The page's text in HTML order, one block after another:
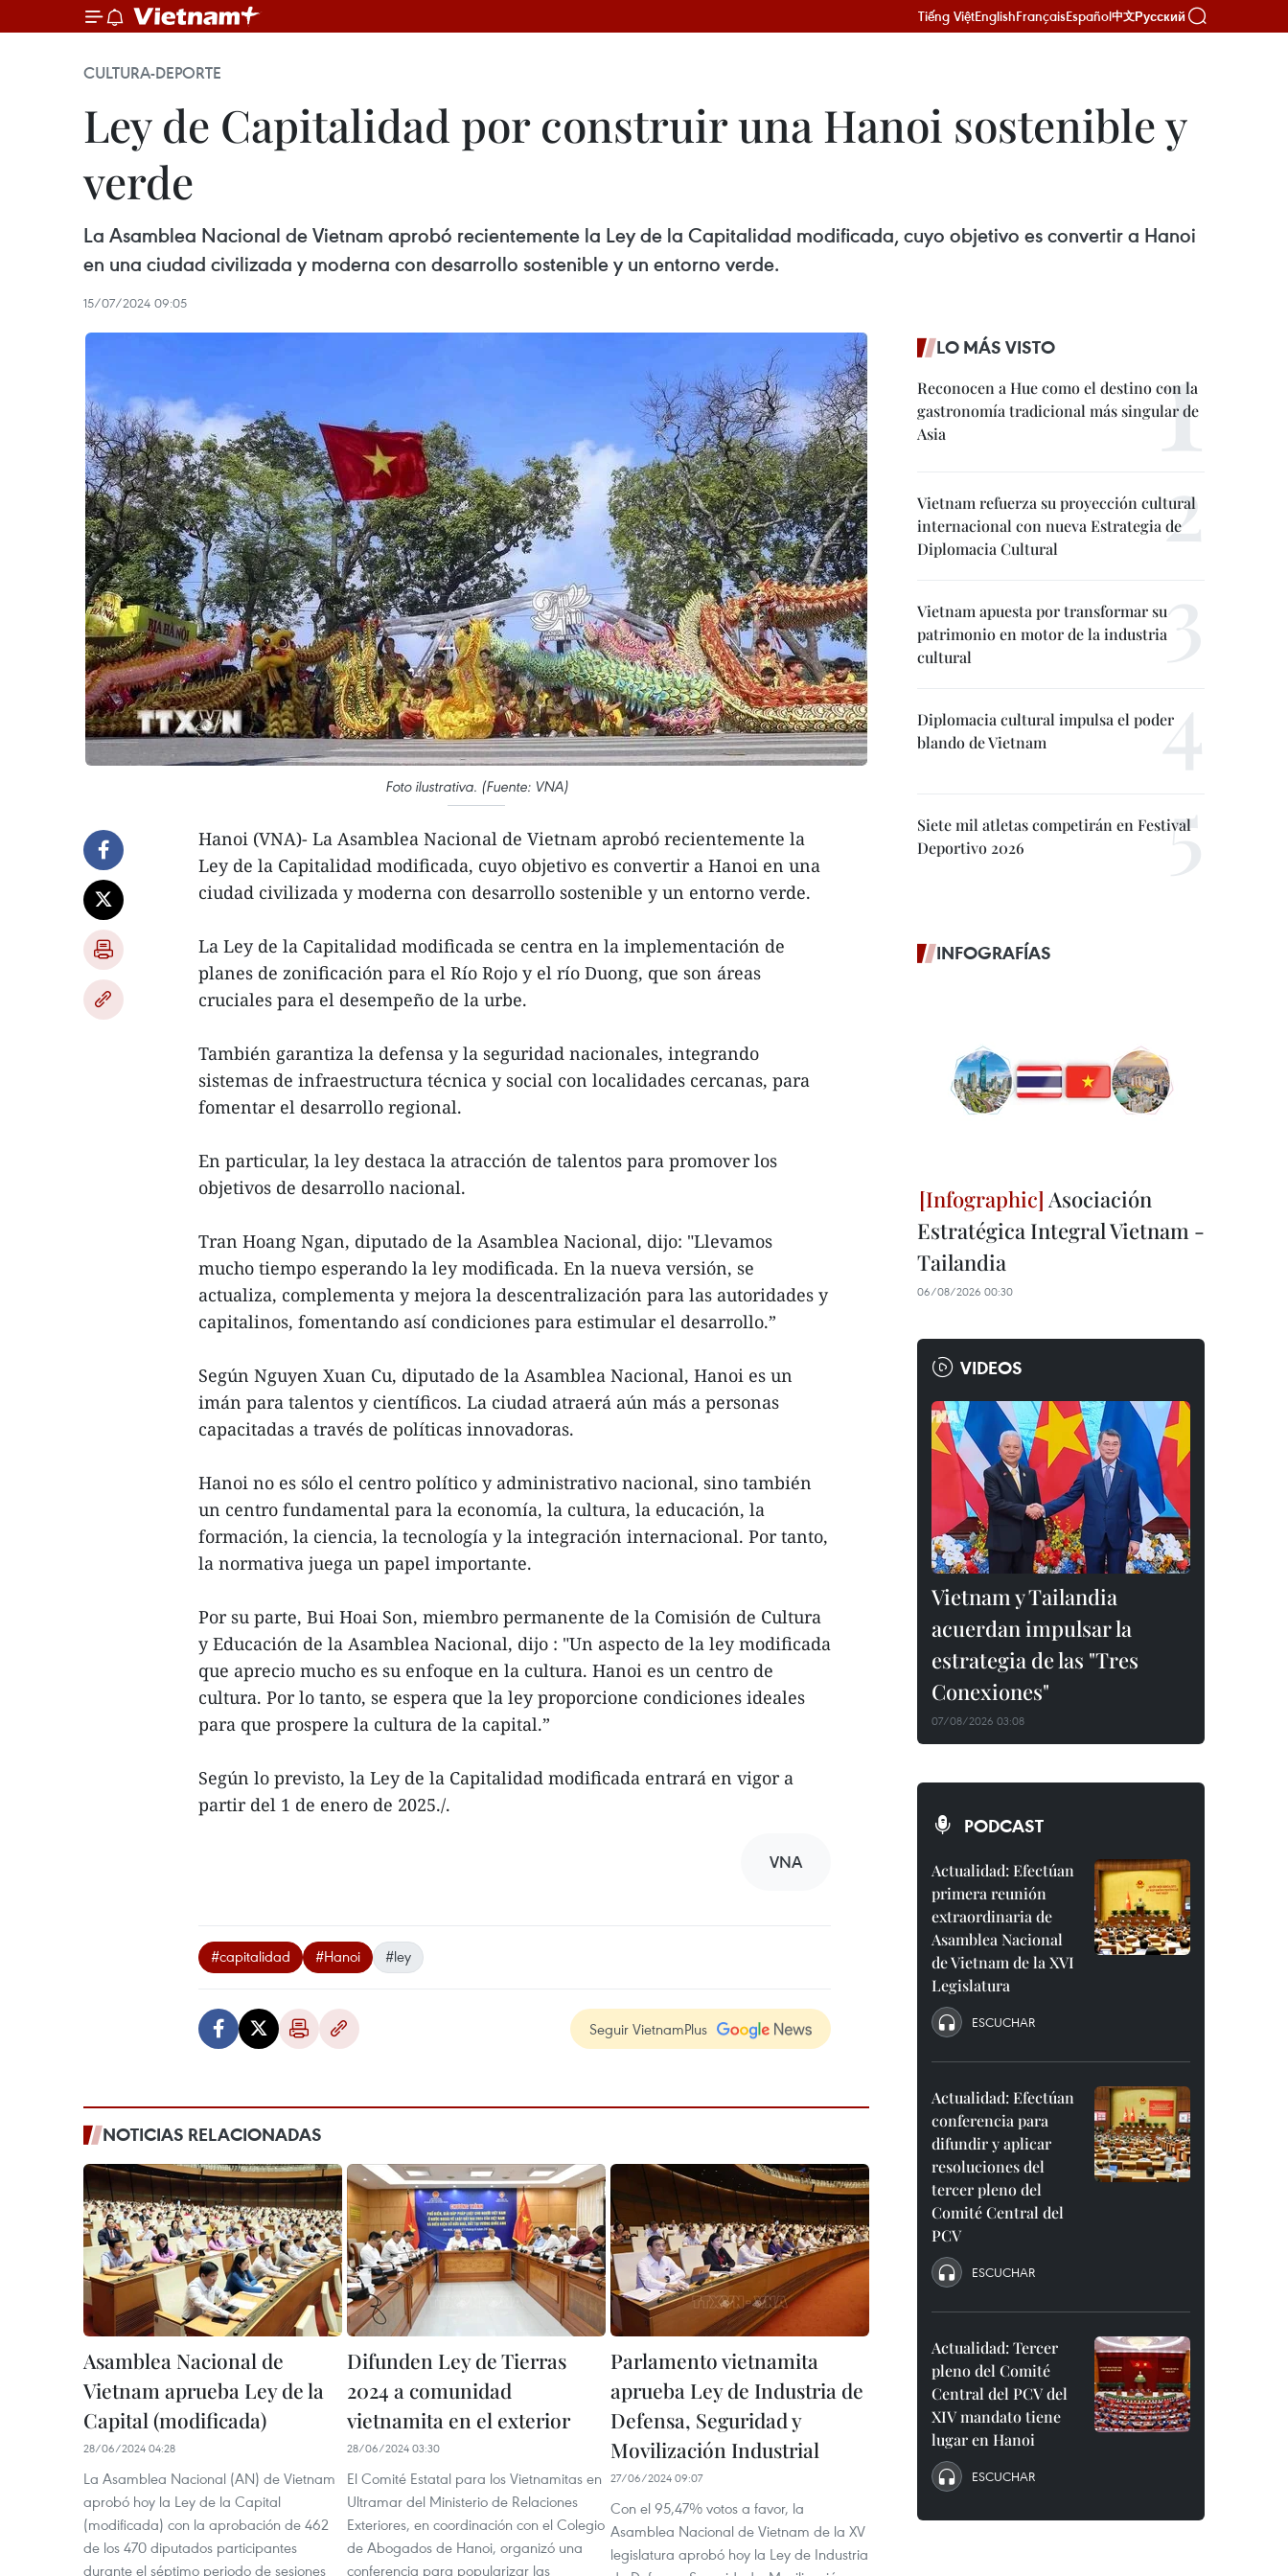
Tiếng ViệtEnglishFrançaisEspañol中文Русский
CULTURA-DEPORTE
Ley de Capitalidad por construir una Hanoi sostenible y
verde
La Asamblea Nacional de Vietnam aprobó recientemente la Ley de la Capitalidad modificada, cuyo objetivo es convertir a Hanoi
en una ciudad civilizada y moderna con desarrollo sostenible y un entorno verde.
15/07/2024 09:05
Foto ilustrativa. (Fuente: VNA)
Hanoi (VNA)- La Asamblea Nacional de Vietnam aprobó recientemente la
Ley de la Capitalidad modificada, cuyo objetivo es convertir a Hanoi en una
ciudad civilizada y moderna con desarrollo sostenible y un entorno verde.
La Ley de la Capitalidad modificada se centra en la implementación de
planes de zonificación para el Río Rojo y el río Duong, que son áreas
cruciales para el desempeño de la urbe.
También garantiza la defensa y la seguridad nacionales, integrando
sistemas de infraestructura técnica y social con localidades cercanas, para
fomentar el desarrollo regional.
En particular, la ley destaca la atracción de talentos para promover los
objetivos de desarrollo nacional.
Tran Hoang Ngan, diputado de la Asamblea Nacional, dijo: "Llevamos
mucho tiempo esperando la ley modificada. En la nueva versión, se
actualiza, complementa y mejora la descentralización para las autoridades y
capitalinos, fomentando así condiciones para estimular el desarrollo.”
Según Nguyen Xuan Cu, diputado de la Asamblea Nacional, Hanoi es un
imán para talentos y científicos. La ciudad atraerá aún más a personas
capacitadas a través de políticas innovadoras.
Hanoi no es sólo el centro político y administrativo nacional, sino también
un centro fundamental para la economía, la cultura, la educación, la
formación, la ciencia, la tecnología y la integración internacional. Por tanto,
la normativa juega un papel importante.
Por su parte, Bui Hoai Son, miembro permanente de la Comisión de Cultura
y Educación de la Asamblea Nacional, dijo : "Un aspecto de la ley modificada
que aprecio mucho es su enfoque en la cultura. Hanoi es un centro de
cultura. Por lo tanto, se espera que la ley proporcione condiciones ideales
para que prospere la cultura de la capital.”
Según lo previsto, la Ley de la Capitalidad modificada entrará en vigor a
partir del 1 de enero de 2025./.
VNA
#capitalidad #Hanoi #ley
Seguir VietnamPlus
NOTICIAS RELACIONADAS
Asamblea Nacional de
Vietnam aprueba Ley de la
Capital (modificada)
28/06/2024 04:28
La Asamblea Nacional (AN) de Vietnam
aprobó hoy la Ley de la Capital
(modificada) con la aprobación de 462
de los 470 diputados participantes
durante el séptimo periodo de sesiones
Difunden Ley de Tierras
2024 a comunidad
vietnamita en el exterior
28/06/2024 03:30
El Comité Estatal para los Vietnamitas en
Ultramar del Ministerio de Relaciones
Exteriores, en coordinación con el Colegio
de Abogados de Hanoi, organizó una
conferencia para popularizar las
Parlamento vietnamita
aprueba Ley de Industria de
Defensa, Seguridad y
Movilización Industrial
27/06/2024 09:07
Con el 95,47% votos a favor, la
Asamblea Nacional de Vietnam de la XV
legislatura aprobó hoy la Ley de Industria
LO MÁS VISTO
Reconocen a Hue como el destino con la
gastronomía tradicional más singular de
Asia
Vietnam refuerza su proyección cultural
internacional con nueva Estrategia de
Diplomacia Cultural
Vietnam apuesta por transformar su
patrimonio en motor de la industria
cultural
Diplomacia cultural impulsa el poder
blando de Vietnam
Siete mil atletas competirán en Festival
Deportivo 2026
INFOGRAFÍAS
Asociación
Estratégica Integral Vietnam -
Tailandia
06/08/2026 00:30
VIDEOS
Vietnam y Tailandia
acuerdan impulsar la
estrategia de las "Tres
Conexiones"
07/08/2026 03:08
PODCAST
Actualidad: Efectúan
primera reunión
extraordinaria de
Asamblea Nacional
de Vietnam de la XVI
Legislatura
ESCUCHAR
Actualidad: Efectúan
conferencia para
difundir y aplicar
resoluciones del
tercer pleno del
Comité Central del
PCV
ESCUCHAR
Actualidad: Tercer
pleno del Comité
Central del PCV del
XIV mandato tiene
lugar en Hanoi
ESCUCHAR